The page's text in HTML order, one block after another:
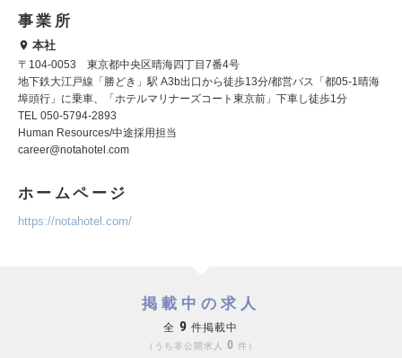
事業所
本社
〒104-0053 東京都中央区晴海四丁目7番4号
地下鉄大江戸線「勝どき」駅 A3b出口から徒歩13分/都営バス「都05-1晴海
埠頭行」に乗車、「ホテルマリナーズコート東京前」下車し徒歩1分
TEL 050-5794-2893
Human Resources/中途採用担当
career@notahotel.com
ホームページ
https://notahotel.com/
掲載中の求人
全 9 件掲載中
うち非公開求人 0 件